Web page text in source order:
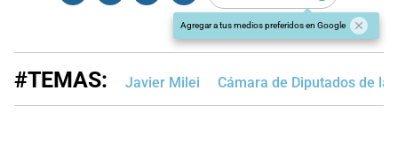
Agregar a tus medios preferidos en Google
#TEMAS: Javier Milei Cámara de Diputados de la